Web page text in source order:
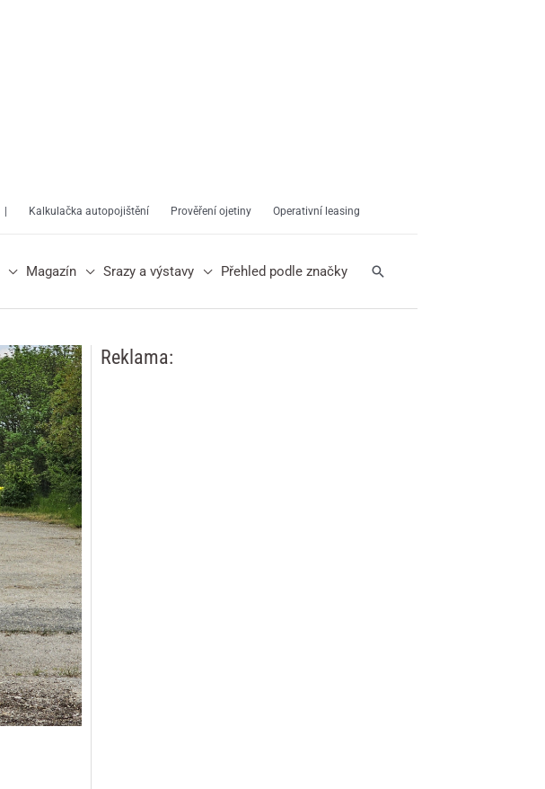
Kalkulačka autopojištění Prověření ojetiny Operativní leasing
Magazín Srazy a výstavy Přehled podle značky Hledat
Reklama: